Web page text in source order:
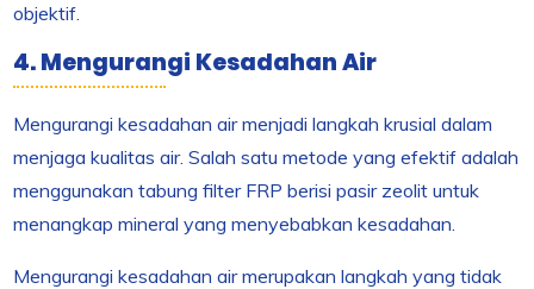
objektif.
4. Mengurangi Kesadahan Air
Mengurangi kesadahan air menjadi langkah krusial dalam
menjaga kualitas air. Salah satu metode yang efektif adalah
menggunakan tabung filter FRP berisi pasir zeolit untuk
menangkap mineral yang menyebabkan kesadahan.
Mengurangi kesadahan air merupakan langkah yang tidak